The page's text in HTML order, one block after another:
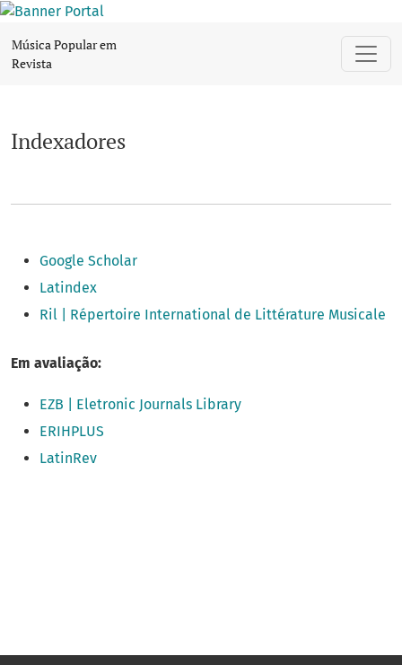
Indexadores
Música Popular em
Revista
Indexadores
Google Scholar
Latindex
Ril | Répertoire International de Littérature Musicale
Em avaliação:
EZB | Eletronic Journals Library
ERIHPLUS
LatinRev